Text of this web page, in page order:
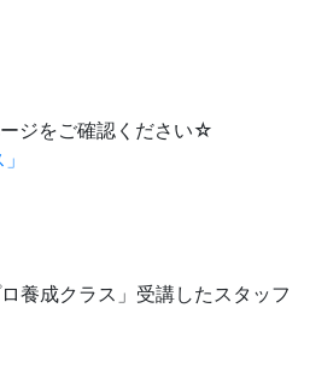
ジをご確認ください☆
成クラス」受講したスタッフ